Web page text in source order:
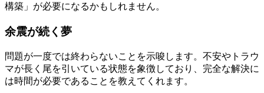
構築」が必要になるかもしれません。
余震が続く夢
問題が一度では終わらないことを示唆します。不安やトラウ
マが長く尾を引いている状態を象徴しており、完全な解決に
は時間が必要であることを教えてくれます。